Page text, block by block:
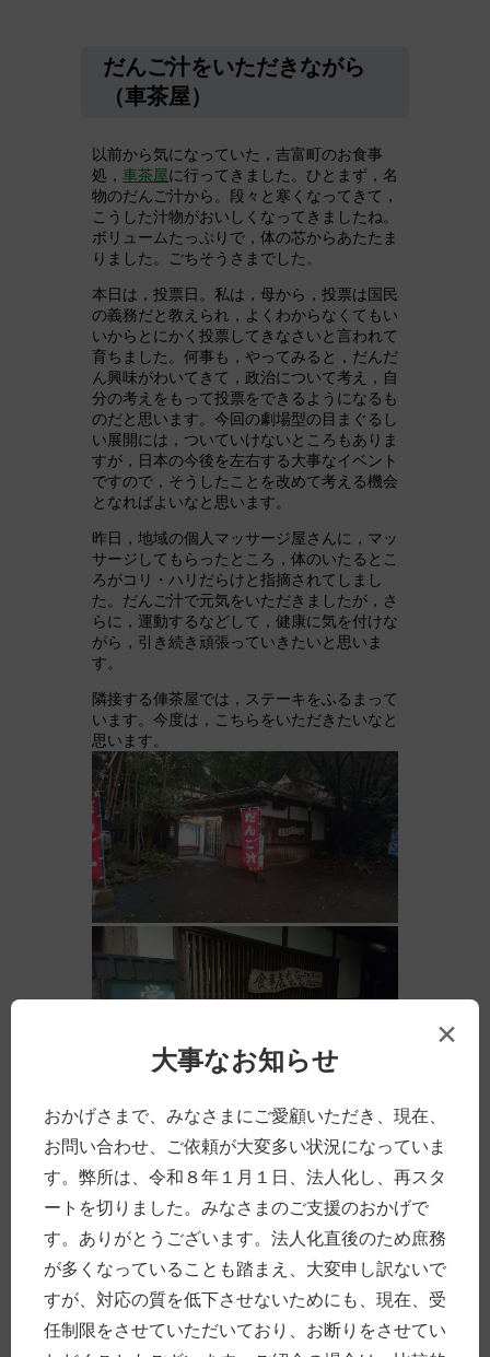
だんご汁をいただきながら
（車茶屋）
以前から気になっていた，吉富町のお食事
処， 車茶屋に行ってきました。ひとまず，名
物のだんご汁から。段々と寒くなってきて，
こうした汁物がおいしくなってきましたね。
ボリュームたっぷりで，体の芯からあたたま
りました。ごちそうさまでした。
本日は，投票日。私は，母から，投票は国民
の義務だと教えられ，よくわからなくてもい
いからとにかく投票してきなさいと言われて
育ちました。何事も，やってみると，だんだ
ん興味がわいてきて，政治について考え，自
分の考えをもって投票をできるようになるも
のだと思います。今回の劇場型の目まぐるし
い展開には，ついていけないところもありま
すが，日本の今後を左右する大事なイベント
ですので，そうしたことを改めて考える機会
となればよいなと思います。
昨日，地域の個人マッサージ屋さんに，マッ
サージしてもらったところ，体のいたるとこ
ろがコリ・ハリだらけと指摘されてしまし
た。だんご汁で元気をいただきましたが，さ
らに，運動するなどして，健康に気を付けな
がら，引き続き頑張っていきたいと思いま
す。
隣接する俥茶屋では，ステーキをふるまって
います。今度は，こちらをいただきたいなと
思います。
×
大事なお知らせ
おかげさまで、みなさまにご愛顧いただき、現在、
お問い合わせ、ご依頼が大変多い状況になっていま
す。弊所は、令和８年１月１日、法人化し、再スタ
ートを切りました。みなさまのご支援のおかげで
す。ありがとうございます。法人化直後のため庶務
が多くなっていることも踏まえ、大変申し訳ないで
すが、対応の質を低下させないためにも、現在、受
任制限をさせていただいており、お断りをさせてい